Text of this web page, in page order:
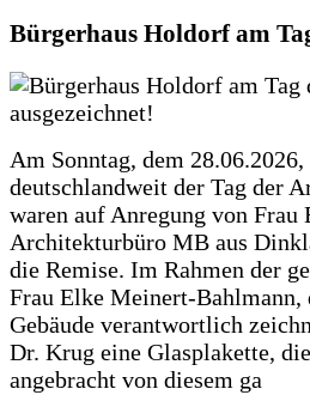
Bürgerhaus Holdorf am
Am Sonntag, dem
deutschlandweit der Tag der
waren auf Anregung von
Architekturbüro MB aus
die Remise. Im Rahmen der
Frau Elke Meinert-
Gebäude verantwortlich
Dr. Krug eine Glasplakette,
angebracht von diesem ga